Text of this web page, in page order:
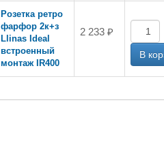
Розетка ретро
фарфор 2к+з
Llinas Ideal
встроенный
монтаж IR400
2 233 ₽